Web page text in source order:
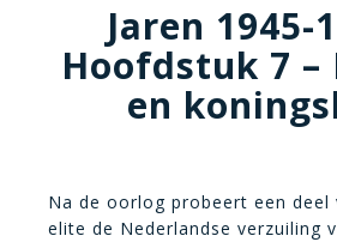
Jaren 1945-
Hoofdstuk 7
en
Na de oorlog probeert een deel
elite de Nederlandse verzuiling